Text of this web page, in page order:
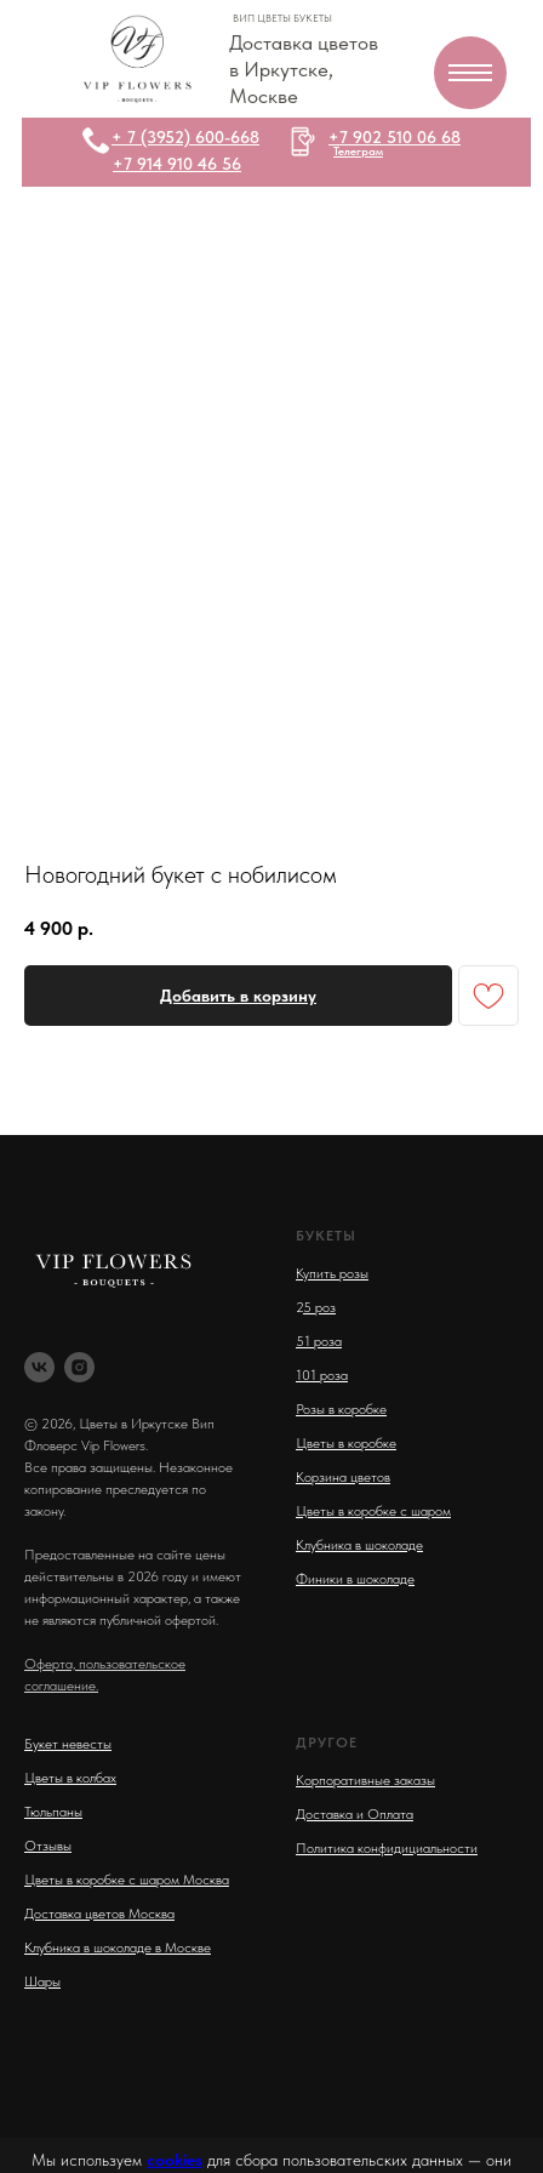
Доставка цветов
в Иркутске,
Москве
ВИП ЦВЕТЫ БУКЕТЫ
+7 914 910 46 56
+7 902 510 06 68
Телеграм
+ 7 (3952) 600-668
Новогодний букет с нобилисом
4 900 р.
Добавить в корзину
© 2026, Цветы в Иркутске Вип
Фловерс Vip Flowers.
Все права защищены. Незаконное
копирование преследуется по
закону.
Предоставленные на сайте цены
действительны в 2026 году и имеют
информационный характер, а также
не являются публичной офертой.
Оферта, пользовательское
соглашение.
БУКЕТЫ
Купить розы
25 роз
51 роза
101 роза
Розы в коробке
Цветы в коробке
Корзина цветов
Цветы в коробке с шаром
Клубника в шоколаде
Финики в шоколаде
Букет невесты
Цветы в колбах
Тюльпаны
Отзывы
Цветы в коробке с шаром Москва
Доставка цветов Москва
Клубника в шоколаде в Москве
Шары
ДРУГОЕ
Корпоративные заказы
Доставка и Оплата
Политика конфидициальности
Мы используем cookies для сбора пользовательских данных — они